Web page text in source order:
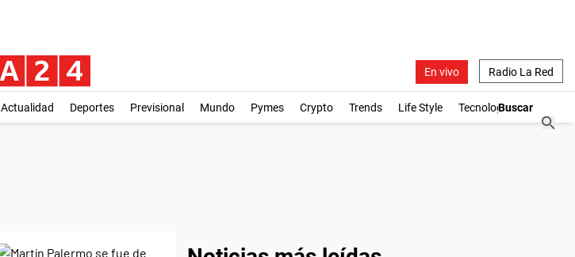
En vivo Radio La Red
Actualidad Deportes Previsional Mundo Pymes Crypto Trends Life Style Tecnología